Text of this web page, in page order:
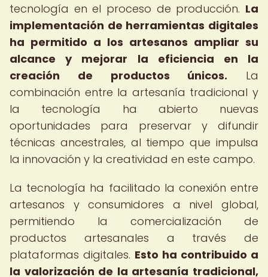
tecnología en el proceso de producción. La
implementación de herramientas digitales
ha permitido a los artesanos ampliar su
alcance y mejorar la eficiencia en la
creación de productos únicos. La
combinación entre la artesanía tradicional y
la tecnología ha abierto nuevas
oportunidades para preservar y difundir
técnicas ancestrales, al tiempo que impulsa
la innovación y la creatividad en este campo.
La tecnología ha facilitado la conexión entre
artesanos y consumidores a nivel global,
permitiendo la comercialización de
productos artesanales a través de
plataformas digitales. Esto ha contribuido a
la valorización de la artesanía tradicional,